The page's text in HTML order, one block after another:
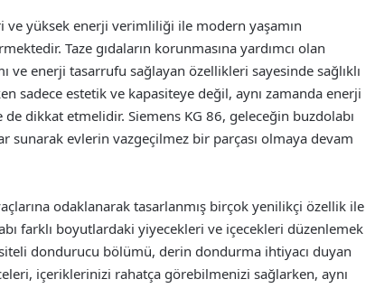
ve yüksek enerji verimliliği ile modern yaşamın
Taze gıdaların korunmasına yardımcı olan
ve enerji tasarrufu sağlayan özellikleri sayesinde sağlıklı
sadece estetik ve kapasiteye değil, aynı zamanda enerji
dikkat etmelidir. Siemens KG 86, geleceğin buzdolabı
sunarak evlerin vazgeçilmez bir parçası olmaya devam
odaklanarak tasarlanmış birçok yenilikçi özellik ile
farklı boyutlardaki yiyecekleri ve içecekleri düzenlemek
dondurucu bölümü, derin dondurma ihtiyacı duyan
içeriklerinizi rahatça görebilmenizi sağlarken, aynı